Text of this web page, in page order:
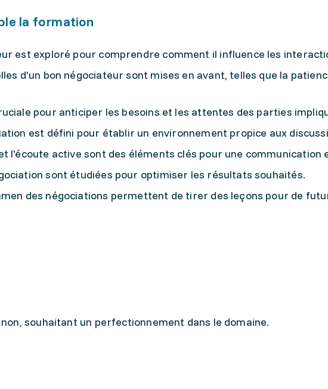
la formation
est exploré pour comprendre comment il influence les
d'un bon négociateur sont mises en avant, telles que la
pour anticiper les besoins et les attentes des parties
est défini pour établir un environnement propice aux
l'écoute active sont des éléments clés pour une communication
sont étudiées pour optimiser les résultats souhaités.
des négociations permettent de tirer des leçons pour de
souhaitant un perfectionnement dans le domaine.